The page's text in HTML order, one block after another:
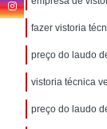
fazer vistoria
preço do laudo
vistoria técnica
preço do laudo